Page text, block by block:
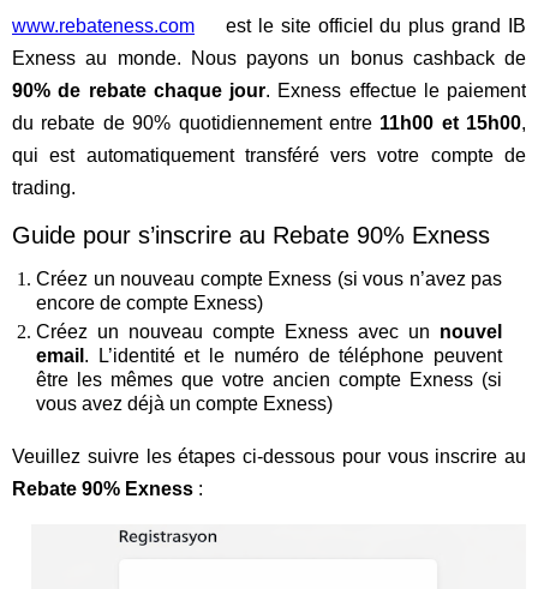
www.rebateness.com
est le site officiel du plus grand IB
Exness au monde. Nous payons un bonus cashback de
90% de rebate chaque jour. Exness effectue le paiement
du rebate de 90% quotidiennement entre 11h00 et 15h00,
qui est automatiquement transféré vers votre compte de
trading.
Guide pour s’inscrire au Rebate 90% Exness
Créez un nouveau compte Exness (si vous n’avez pas
encore de compte Exness)
Créez un nouveau compte Exness avec un nouvel
email . L’identité et le numéro de téléphone peuvent
être les mêmes que votre ancien compte Exness (si
vous avez déjà un compte Exness)
Veuillez suivre les étapes ci-dessous pour vous inscrire au
Rebate 90% Exness :